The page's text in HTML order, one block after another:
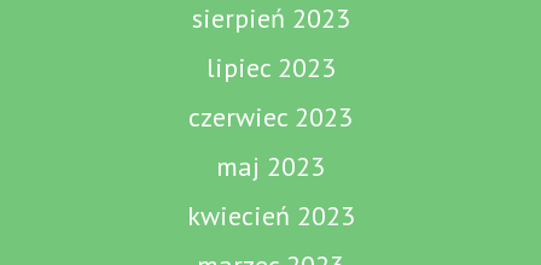
sierpień 2023
lipiec 2023
czerwiec 2023
maj 2023
kwiecień 2023